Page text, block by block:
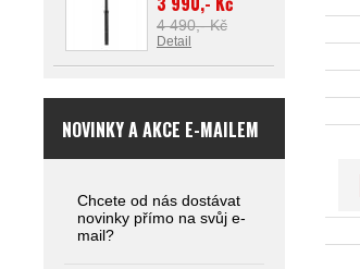
4 490,- Kč
Detail
NOVINKY A AKCE E-MAILEM
Chcete od nás dostávat
novinky přímo na svůj e-
mail?